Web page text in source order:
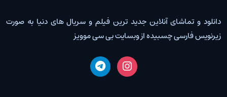
دانلود و تماشای آنلاین جدید ترین فیلم و سریال های دنیا به صورت
زیرنویس فارسی چسبیده از وبسایت بی سی موویز